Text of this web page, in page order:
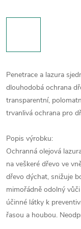
Penetrace a lazura
dlouhodobá ochrana
transparentní,
trvanlivá ochrana pro
Popis výrobku:
Ochranná olejová
na veškeré dřevo ve
dřevo dýchat, snižuje
mimořádně odolný
účinné látky k
řasou a houbou.